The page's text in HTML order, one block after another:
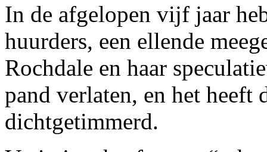
In de afgelopen vijf jaar
huurders, een ellende
Rochdale en haar
pand verlaten, en het heeft
dichtgetimmerd.